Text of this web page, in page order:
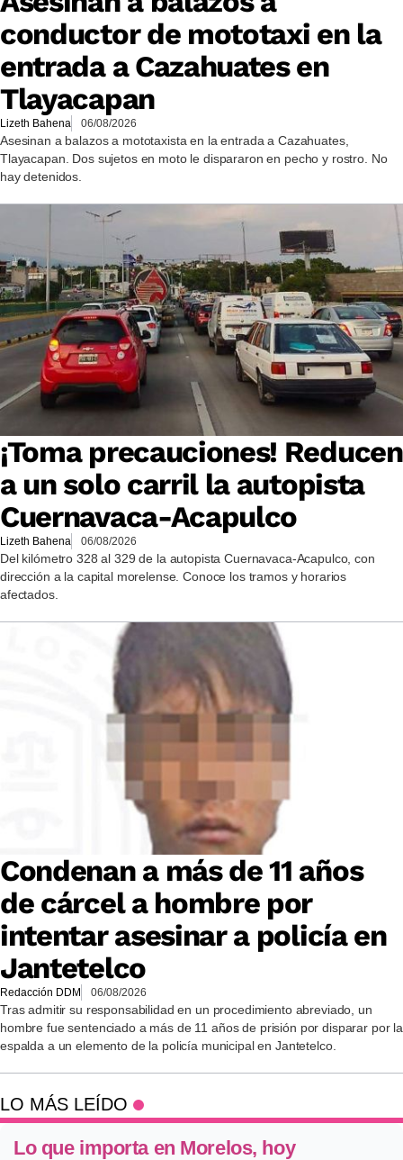
conductor de mototaxi en la
entrada a Cazahuates en
Tlayacapan
Lizeth Bahena 06/08/2026
Asesinan a balazos a mototaxista en la entrada a Cazahuates,
Tlayacapan. Dos sujetos en moto le dispararon en pecho y rostro. No
hay detenidos.
¡Toma precauciones! Reducen
a un solo carril la autopista
Cuernavaca-Acapulco
Lizeth Bahena 06/08/2026
Del kilómetro 328 al 329 de la autopista Cuernavaca-Acapulco, con
dirección a la capital morelense. Conoce los tramos y horarios
afectados.
Condenan a más de 11 años
de cárcel a hombre por
intentar asesinar a policía en
Jantetelco
Redacción DDM 06/08/2026
Tras admitir su responsabilidad en un procedimiento abreviado, un
hombre fue sentenciado a más de 11 años de prisión por disparar por la
espalda a un elemento de la policía municipal en Jantetelco.
LO MÁS LEÍDO
Lo que importa en Morelos, hoy